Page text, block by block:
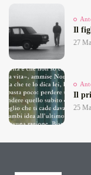
Il
27
Il
25